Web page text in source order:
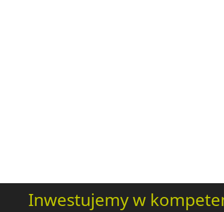
Inwestujemy w